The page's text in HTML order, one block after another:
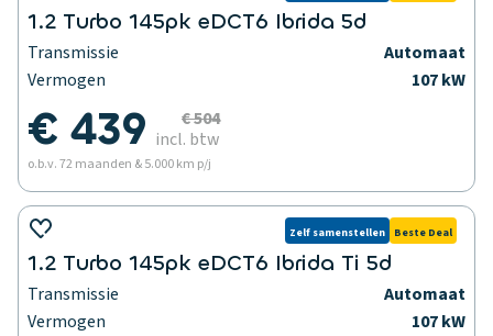
1.2 Turbo 145pk eDCT6 Ibrida 5d
Transmissie
Automaat
Vermogen
107 kW
€ 439
€ 504
incl. btw
o.b.v. 72 maanden & 5.000 km p/j
Zelf samenstellen Beste Deal
1.2 Turbo 145pk eDCT6 Ibrida Ti 5d
Transmissie
Automaat
Vermogen
107 kW